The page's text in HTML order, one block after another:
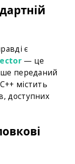
є
— це
переданий
містить
доступних